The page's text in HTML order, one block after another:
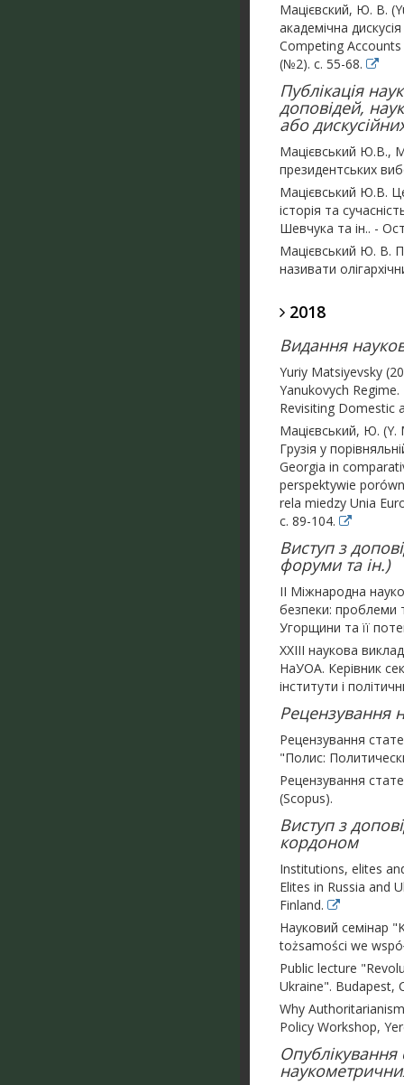
Мацієвский, Ю. В.
академічна
Competing
(№2). с. 55-68.
Публікація
доповідей,
або
Мацієвський Ю.В.,
президентських
Мацієвський Ю.В.
історія та
Шевчука та ін.. -
Мацієвський Ю. В.
називати
2018
Видання
Yuriy Matsiyevsky
Yanukovych
Revisiting Domestic
Мацієвський, Ю. (Y.
Грузія у
Georgia in
perspektywie
rela miedzy Unia
с. 89-104.
Виступ з
форуми та ін.)
II Міжнародна
безпеки: проблеми
Угорщини та її
ХХІІI наукова
НаУОА. Керівник
інститути і
Рецензування
Рецензування
"Полис:
Рецензування
(Scopus).
Виступ з
кордоном
Institutions, elites
Elites in Russia and
Finland.
Науковий семінар
tożsamości we
Public lecture
Ukraine". Budapest,
Why
Policy Workshop,
Опублікування